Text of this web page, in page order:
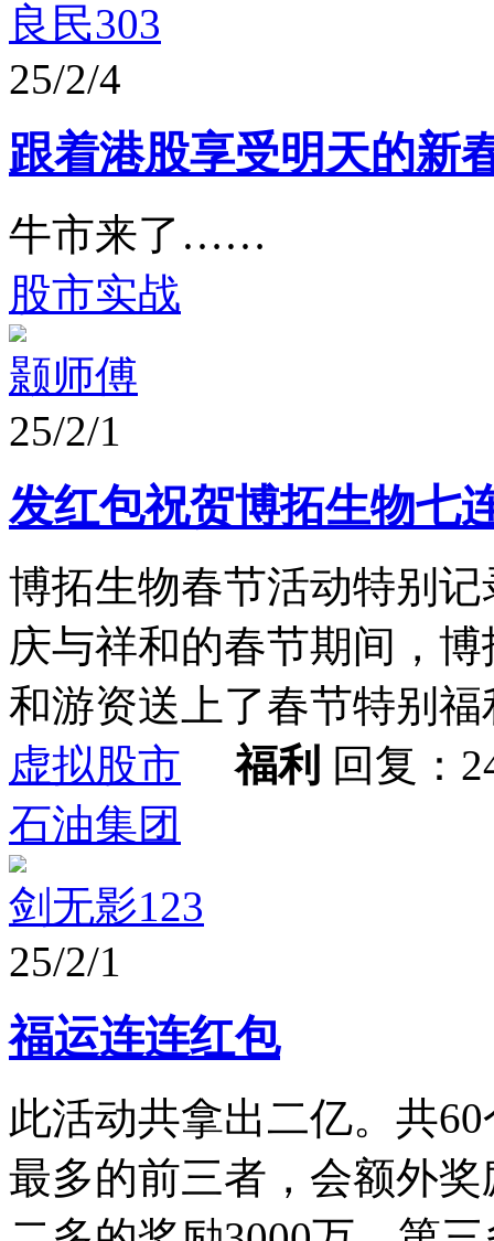
良民303
25/2/4
跟着港股享受明天的新
牛市来了……
股市实战
颢师傅
25/2/1
发红包祝贺博拓生物七
博拓生物春节活动特别
庆与祥和的春节期间，
和游资送上了春节特别
虚拟股市
福利 回复：
石油集团
剑无影123
25/2/1
福运连连红包
此活动共拿出二亿。共
最多的前三者，会额外